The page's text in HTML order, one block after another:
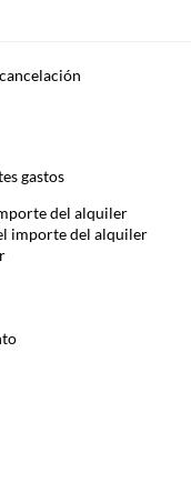
gastos
del alquiler
importe del alquiler